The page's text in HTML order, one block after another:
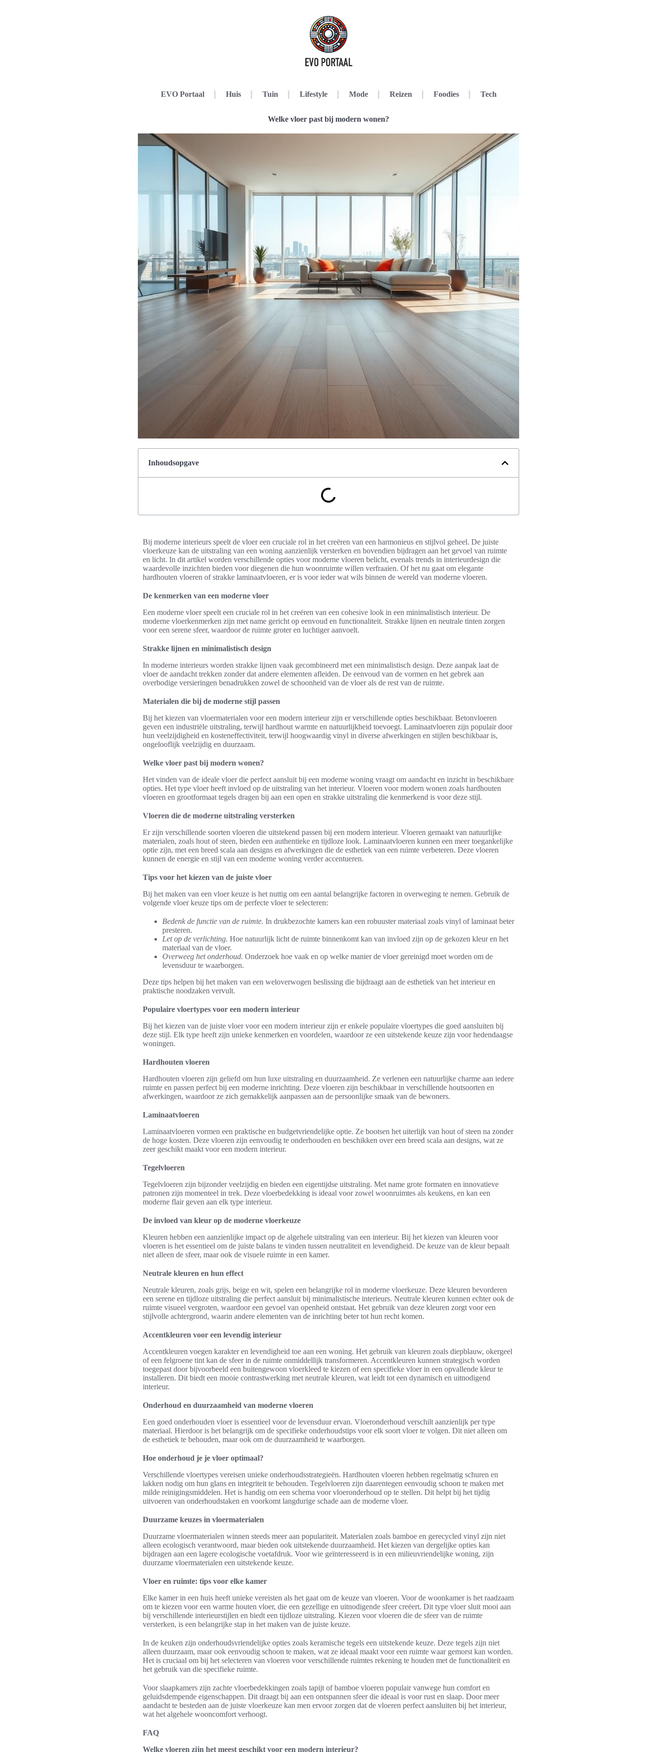
EVO Portaal Huis Tuin Lifestyle Mode Reizen Foodies Tech
Welke vloer past bij modern wonen?
Inhoudsopgave
Bij moderne interieurs speelt de vloer een cruciale rol in het creëren van een harmonieus en stijlvol geheel. De juiste
vloerkeuze kan de uitstraling van een woning aanzienlijk versterken en bovendien bijdragen aan het gevoel van ruimte
en licht. In dit artikel worden verschillende opties voor moderne vloeren belicht, evenals trends in interieurdesign die
waardevolle inzichten bieden voor diegenen die hun woonruimte willen verfraaien. Of het nu gaat om elegante
hardhouten vloeren of strakke laminaatvloeren, er is voor ieder wat wils binnen de wereld van moderne vloeren.
De kenmerken van een moderne vloer
Een moderne vloer speelt een cruciale rol in het creëren van een cohesive look in een minimalistisch interieur. De
moderne vloerkenmerken zijn met name gericht op eenvoud en functionaliteit. Strakke lijnen en neutrale tinten zorgen
voor een serene sfeer, waardoor de ruimte groter en luchtiger aanvoelt.
Strakke lijnen en minimalistisch design
In moderne interieurs worden strakke lijnen vaak gecombineerd met een minimalistisch design. Deze aanpak laat de
vloer de aandacht trekken zonder dat andere elementen afleiden. De eenvoud van de vormen en het gebrek aan
overbodige versieringen benadrukken zowel de schoonheid van de vloer als de rest van de ruimte.
Materialen die bij de moderne stijl passen
Bij het kiezen van vloermaterialen voor een modern interieur zijn er verschillende opties beschikbaar. Betonvloeren
geven een industriële uitstraling, terwijl hardhout warmte en natuurlijkheid toevoegt. Laminaatvloeren zijn populair door
hun veelzijdigheid en kosteneffectiviteit, terwijl hoogwaardig vinyl in diverse afwerkingen en stijlen beschikbaar is,
ongelooflijk veelzijdig en duurzaam.
Welke vloer past bij modern wonen?
Het vinden van de ideale vloer die perfect aansluit bij een moderne woning vraagt om aandacht en inzicht in beschikbare
opties. Het type vloer heeft invloed op de uitstraling van het interieur. Vloeren voor modern wonen zoals hardhouten
vloeren en grootformaat tegels dragen bij aan een open en strakke uitstraling die kenmerkend is voor deze stijl.
Vloeren die de moderne uitstraling versterken
Er zijn verschillende soorten vloeren die uitstekend passen bij een modern interieur. Vloeren gemaakt van natuurlijke
materialen, zoals hout of steen, bieden een authentieke en tijdloze look. Laminaatvloeren kunnen een meer toegankelijke
optie zijn, met een breed scala aan designs en afwerkingen die de esthetiek van een ruimte verbeteren. Deze vloeren
kunnen de energie en stijl van een moderne woning verder accentueren.
Tips voor het kiezen van de juiste vloer
Bij het maken van een vloer keuze is het nuttig om een aantal belangrijke factoren in overweging te nemen. Gebruik de
volgende vloer keuze tips om de perfecte vloer te selecteren:
Bedenk de functie van de ruimte. In drukbezochte kamers kan een robuuster materiaal zoals vinyl of laminaat beter
presteren.
Let op de verlichting. Hoe natuurlijk licht de ruimte binnenkomt kan van invloed zijn op de gekozen kleur en het
materiaal van de vloer.
Overweeg het onderhoud. Onderzoek hoe vaak en op welke manier de vloer gereinigd moet worden om de
levensduur te waarborgen.
Deze tips helpen bij het maken van een weloverwogen beslissing die bijdraagt aan de esthetiek van het interieur en
praktische noodzaken vervult.
Populaire vloertypes voor een modern interieur
Bij het kiezen van de juiste vloer voor een modern interieur zijn er enkele populaire vloertypes die goed aansluiten bij
deze stijl. Elk type heeft zijn unieke kenmerken en voordelen, waardoor ze een uitstekende keuze zijn voor hedendaagse
woningen.
Hardhouten vloeren
Hardhouten vloeren zijn geliefd om hun luxe uitstraling en duurzaamheid. Ze verlenen een natuurlijke charme aan iedere
ruimte en passen perfect bij een moderne inrichting. Deze vloeren zijn beschikbaar in verschillende houtsoorten en
afwerkingen, waardoor ze zich gemakkelijk aanpassen aan de persoonlijke smaak van de bewoners.
Laminaatvloeren
Laminaatvloeren vormen een praktische en budgetvriendelijke optie. Ze bootsen het uiterlijk van hout of steen na zonder
de hoge kosten. Deze vloeren zijn eenvoudig te onderhouden en beschikken over een breed scala aan designs, wat ze
zeer geschikt maakt voor een modern interieur.
Tegelvloeren
Tegelvloeren zijn bijzonder veelzijdig en bieden een eigentijdse uitstraling. Met name grote formaten en innovatieve
patronen zijn momenteel in trek. Deze vloerbedekking is ideaal voor zowel woonruimtes als keukens, en kan een
moderne flair geven aan elk type interieur.
De invloed van kleur op de moderne vloerkeuze
Kleuren hebben een aanzienlijke impact op de algehele uitstraling van een interieur. Bij het kiezen van kleuren voor
vloeren is het essentieel om de juiste balans te vinden tussen neutraliteit en levendigheid. De keuze van de kleur bepaalt
niet alleen de sfeer, maar ook de visuele ruimte in een kamer.
Neutrale kleuren en hun effect
Neutrale kleuren, zoals grijs, beige en wit, spelen een belangrijke rol in moderne vloerkeuze. Deze kleuren bevorderen
een serene en tijdloze uitstraling die perfect aansluit bij minimalistische interieurs. Neutrale kleuren kunnen echter ook de
ruimte visueel vergroten, waardoor een gevoel van openheid ontstaat. Het gebruik van deze kleuren zorgt voor een
stijlvolle achtergrond, waarin andere elementen van de inrichting beter tot hun recht komen.
Accentkleuren voor een levendig interieur
Accentkleuren voegen karakter en levendigheid toe aan een woning. Het gebruik van kleuren zoals diepblauw, okergeel
of een felgroene tint kan de sfeer in de ruimte onmiddellijk transformeren. Accentkleuren kunnen strategisch worden
toegepast door bijvoorbeeld een buitengewoon vloerkleed te kiezen of een specifieke vloer in een opvallende kleur te
installeren. Dit biedt een mooie contrastwerking met neutrale kleuren, wat leidt tot een dynamisch en uitnodigend
interieur.
Onderhoud en duurzaamheid van moderne vloeren
Een goed onderhouden vloer is essentieel voor de levensduur ervan. Vloeronderhoud verschilt aanzienlijk per type
materiaal. Hierdoor is het belangrijk om de specifieke onderhoudstips voor elk soort vloer te volgen. Dit niet alleen om
de esthetiek te behouden, maar ook om de duurzaamheid te waarborgen.
Hoe onderhoud je je vloer optimaal?
Verschillende vloertypes vereisen unieke onderhoudsstrategieën. Hardhouten vloeren hebben regelmatig schuren en
lakken nodig om hun glans en integriteit te behouden. Tegelvloeren zijn daarentegen eenvoudig schoon te maken met
milde reinigingsmiddelen. Het is handig om een schema voor vloeronderhoud op te stellen. Dit helpt bij het tijdig
uitvoeren van onderhoudstaken en voorkomt langdurige schade aan de moderne vloer.
Duurzame keuzes in vloermaterialen
Duurzame vloermaterialen winnen steeds meer aan populariteit. Materialen zoals bamboe en gerecycled vinyl zijn niet
alleen ecologisch verantwoord, maar bieden ook uitstekende duurzaamheid. Het kiezen van dergelijke opties kan
bijdragen aan een lagere ecologische voetafdruk. Voor wie geïnteresseerd is in een milieuvriendelijke woning, zijn
duurzame vloermaterialen een uitstekende keuze.
Vloer en ruimte: tips voor elke kamer
Elke kamer in een huis heeft unieke vereisten als het gaat om de keuze van vloeren. Voor de woonkamer is het raadzaam
om te kiezen voor een warme houten vloer, die een gezellige en uitnodigende sfeer creëert. Dit type vloer sluit mooi aan
bij verschillende interieurstijlen en biedt een tijdloze uitstraling. Kiezen voor vloeren die de sfeer van de ruimte
versterken, is een belangrijke stap in het maken van de juiste keuze.
In de keuken zijn onderhoudsvriendelijke opties zoals keramische tegels een uitstekende keuze. Deze tegels zijn niet
alleen duurzaam, maar ook eenvoudig schoon te maken, wat ze ideaal maakt voor een ruimte waar gemorst kan worden.
Het is cruciaal om bij het selecteren van vloeren voor verschillende ruimtes rekening te houden met de functionaliteit en
het gebruik van die specifieke ruimte.
Voor slaapkamers zijn zachte vloerbedekkingen zoals tapijt of bamboe vloeren populair vanwege hun comfort en
geluidsdempende eigenschappen. Dit draagt bij aan een ontspannen sfeer die ideaal is voor rust en slaap. Door meer
aandacht te besteden aan de juiste vloerkeuze kan men ervoor zorgen dat de vloeren perfect aansluiten bij het interieur,
wat het algehele wooncomfort verhoogt.
FAQ
Welke vloeren zijn het meest geschikt voor een modern interieur?